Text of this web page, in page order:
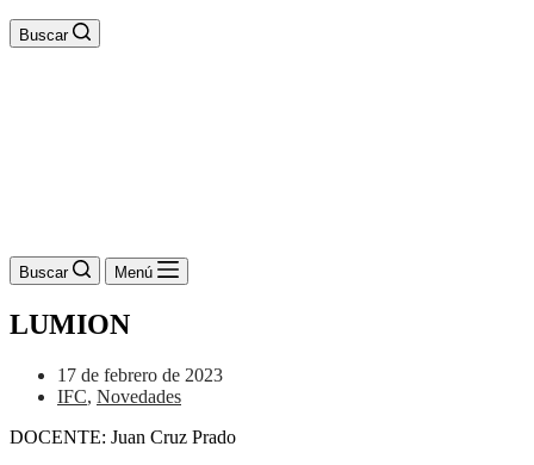
Buscar
Buscar Menú
LUMION
17 de febrero de 2023
IFC, Novedades
DOCENTE: Juan Cruz Prado